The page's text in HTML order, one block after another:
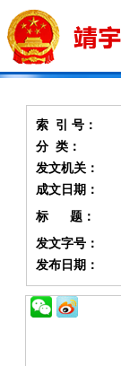
索 引 号：
分 类：
发文机关：
成文日期：
标 题：
发文字号：
发布日期：